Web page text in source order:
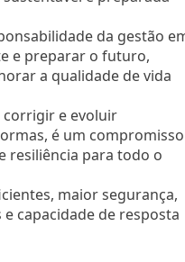
da gestão
e preparar o futuro,
a qualidade de vida
corrigir e evoluir
é um compromisso
resiliência para todo o
maior segurança,
capacidade de resposta